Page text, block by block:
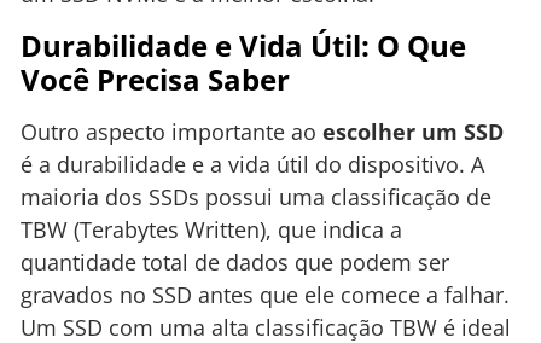
Durabilidade e Vida Útil: O Que
Você Precisa Saber
Outro aspecto importante ao escolher um SSD
é a durabilidade e a vida útil do dispositivo. A
maioria dos SSDs possui uma classificação de
TBW (Terabytes Written), que indica a
quantidade total de dados que podem ser
gravados no SSD antes que ele comece a falhar.
Um SSD com uma alta classificação TBW é ideal